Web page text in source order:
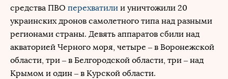
средства ПВО перехватили и уничтожили 20
украинских дронов самолетного типа над разными
регионами страны. Девять аппаратов сбили над
акваторией Черного моря, четыре – в Воронежской
области, три – в Белгородской области, три – над
Крымом и один – в Курской области.